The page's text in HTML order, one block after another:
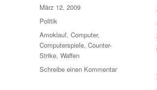
Veröffentlicht
am
März 12, 2009
Kategorien
Politik
Schlagwörter
Amoklauf,Computer,
Computerspiele,Counter-
Strike,Waffen
Schreibe einen Kommentarzu